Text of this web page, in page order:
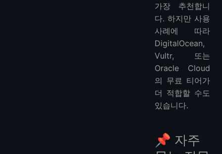
가장 추천합니
다. 하지만 사용
사례에 따라
DigitalOcean,
Vultr, 또는
Oracle Cloud
의 무료 티어가
더 적합할 수도
있습니다.
📌 자주